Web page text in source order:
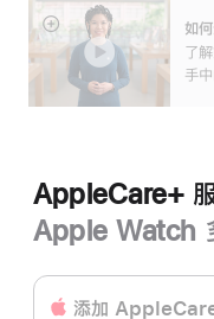
如
了
手中
展
AppleCare+ 服
Apple Watch
添加